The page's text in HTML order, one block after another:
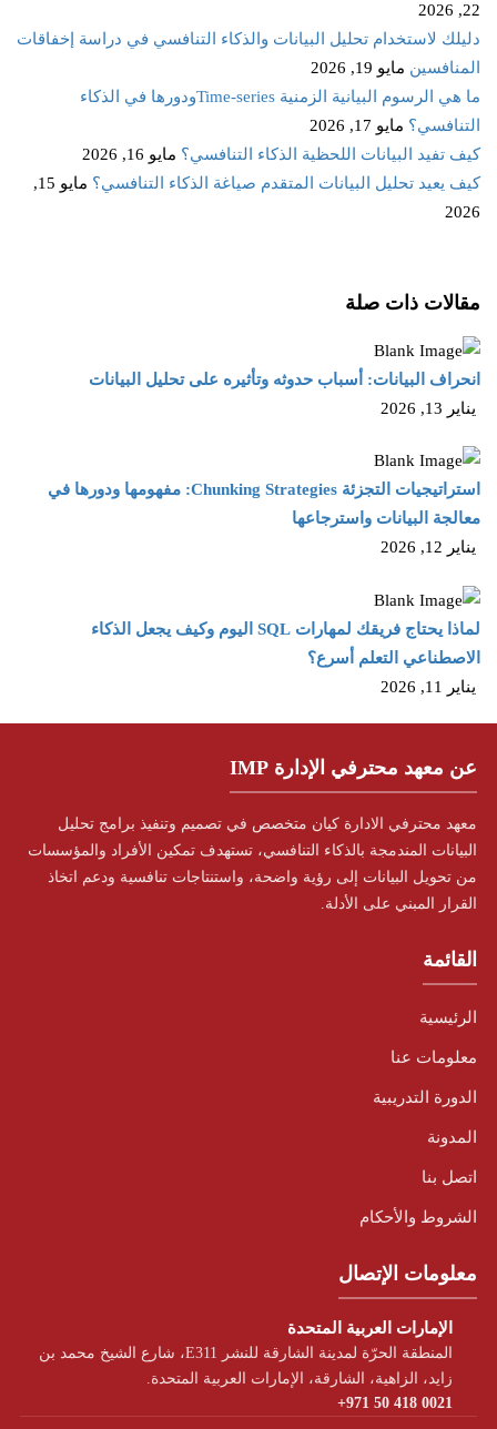
22, 2026
دليلك لاستخدام تحليل البيانات والذكاء التنافسي في دراسة إخفاقات
المنافسين مايو 19, 2026
ما هي الرسوم البيانية الزمنية Time‑seriesودورها في الذكاء
التنافسي؟ مايو 17, 2026
كيف تفيد البيانات اللحظية الذكاء التنافسي؟ مايو 16, 2026
كيف يعيد تحليل البيانات المتقدم صياغة الذكاء التنافسي؟
مايو 15,
2026
مقالات ذات صلة
انحراف البيانات: أسباب حدوثه وتأثيره على تحليل البيانات
يناير 13, 2026
استراتيجيات التجزئة Chunking Strategies: مفهومها ودورها في
معالجة البيانات واسترجاعها
يناير 12, 2026
لماذا يحتاج فريقك لمهارات SQL اليوم وكيف يجعل الذكاء
الاصطناعي التعلم أسرع؟
يناير 11, 2026
عن معهد محترفي الإدارة IMP
معهد محترفي الادارة كيان متخصص في تصميم وتنفيذ برامج تحليل
البيانات المندمجة بالذكاء التنافسي، تستهدف تمكين الأفراد والمؤسسات
من تحويل البيانات إلى رؤية واضحة، واستنتاجات تنافسية ودعم اتخاذ
القرار المبني على الأدلة.
القائمة
الرئيسية
معلومات عنا
الدورة التدريبية
المدونة
اتصل بنا
الشروط والأحكام
معلومات الإتصال
الإمارات العربية المتحدة
المنطقة الحرّة لمدينة الشارقة للنشر E311، شارع الشيخ محمد بن
زايد، الزاهية، الشارقة، الإمارات العربية المتحدة.
+971 50 418 0021